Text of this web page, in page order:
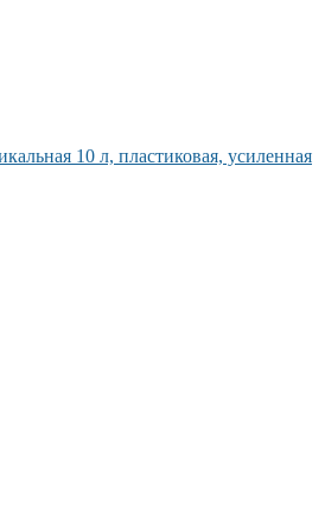
10 л, пластиковая, усиленная